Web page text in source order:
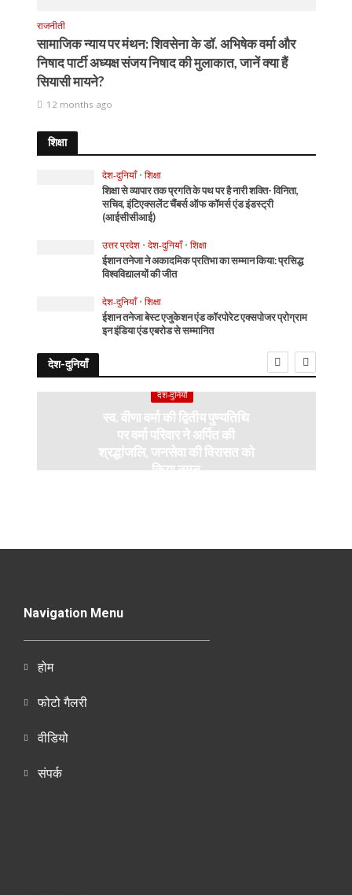
राजनीती
सामाजिक न्याय पर मंथन: शिवसेना के डॉ. अभिषेक वर्मा और
निषाद पार्टी अध्यक्ष संजय निषाद की मुलाकात, जानें क्या हैं
सियासी मायने?
12 months ago
शिक्षा
देश-दुनियाँ • शिक्षा
शिक्षा से व्यापार तक प्रगति के पथ पर है नारी शक्ति- विनिता,
सचिव, इंटिएक्सलेंट चैंबर्स ऑफ कॉमर्स एंड इंडस्ट्री
(आईसीसीआई)
उत्तर प्रदेश • देश-दुनियाँ • शिक्षा
ईशान तनेजा ने अकादमिक प्रतिभा का सम्मान किया: प्रसिद्ध
विश्वविद्यालयों की जीत
देश-दुनियाँ • शिक्षा
ईशान तनेजा बेस्ट एजुकेशन एंड कॉरपोरेट एक्सपोजर प्रोग्राम
इन इंडिया एंड एबरोड से सम्मानित
देश-दुनियाँ
देश-दुनियाँ
स्व. वीणा वर्मा की द्वितीय पुण्यतिथि
पर वर्मा परिवार ने अर्पित की
श्रद्धांजलि, जनसेवा की विरासत को
किया नमन
Navigation Menu
होम
फोटो गैलरी
वीडियो
संपर्क